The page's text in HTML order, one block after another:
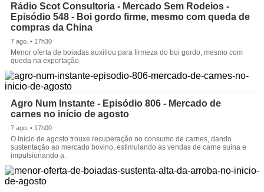
Rádio Scot Consultoria - Mercado Sem Rodeios -
Episódio 548 - Boi gordo firme, mesmo com queda de
compras da China
7 ago. • 17h30
Menor oferta de boiadas auxiliou para firmeza do boi gordo, mesmo com
queda na exportação.
Agro Num Instante - Episódio 806 - Mercado de
carnes no início de agosto
7 ago. • 17h00
O início de agosto trouxe recuperação no consumo de carnes, dando
sustentação ao mercado bovino, estimulando as vendas de carne suína e
impulsionando a.